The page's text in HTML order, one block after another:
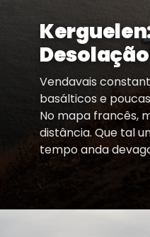
Desolação
Vendavais
basálticos e
No mapa francês,
distância. Que tal
tempo anda